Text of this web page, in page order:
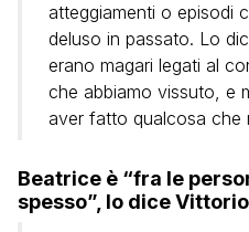
atteggiamenti o episodi
deluso in passato. Lo
erano magari legati al
che abbiamo vissuto, e
aver fatto qualcosa che
Beatrice è “fra le
spesso”, lo dice Vittorio